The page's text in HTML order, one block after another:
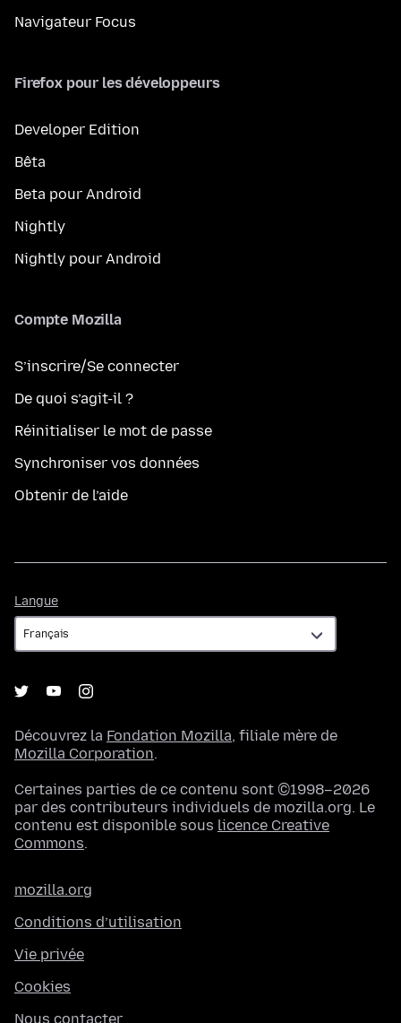
Navigateur Focus
Firefox pour les développeurs
Developer Edition
Bêta
Beta pour Android
Nightly
Nightly pour Android
Compte Mozilla
S’inscrire/Se connecter
De quoi s’agit-il ?
Réinitialiser le mot de passe
Synchroniser vos données
Obtenir de l’aide
Langue
Découvrez la Fondation Mozilla, filiale mère de
Mozilla Corporation.
Certaines parties de ce contenu sont ©1998–2026
par des contributeurs individuels de mozilla.org. Le
contenu est disponible sous licence Creative
Commons.
mozilla.org
Conditions d’utilisation
Vie privée
Cookies
Nous contacter